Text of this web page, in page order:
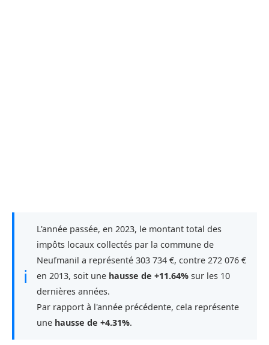
ℹ
L'année passée, en 2023, le montant total des
impôts locaux collectés par la commune de
Neufmanil a représenté 303 734 €, contre 272 076 €
en 2013, soit une hausse de +11.64% sur les 10
dernières années.
Par rapport à l'année précédente, cela représente
une hausse de +4.31%.